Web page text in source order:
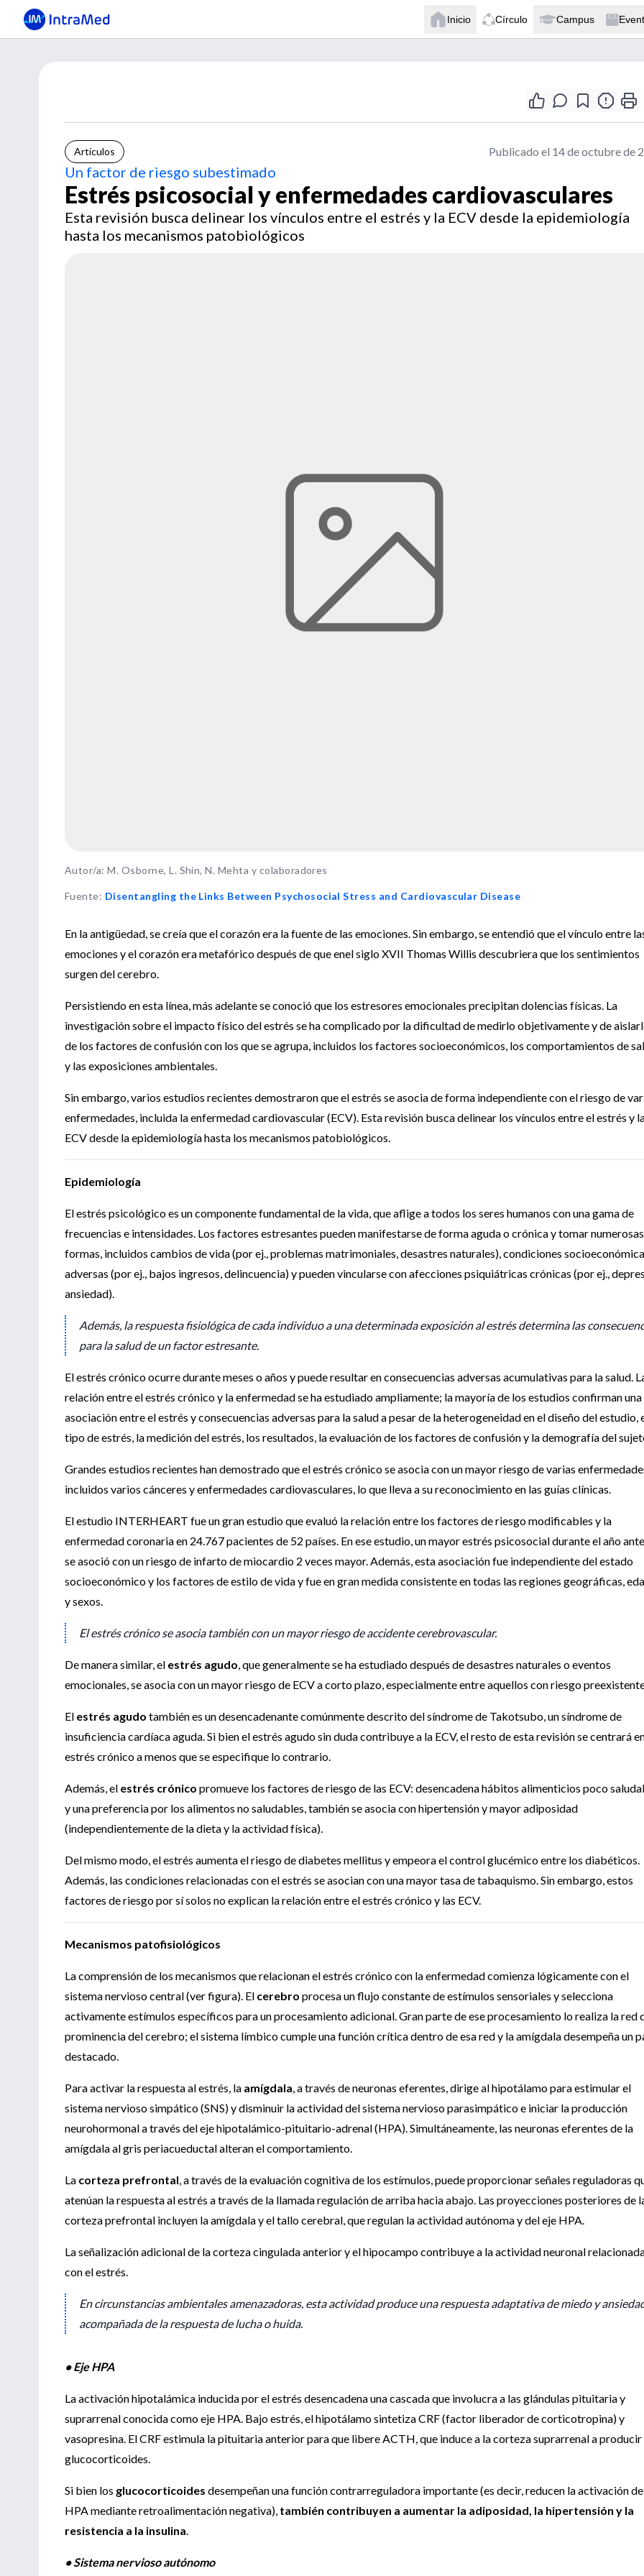
Inicio Círculo Campus
Artículos Publicado el 14 de octubre de
Un factor de riesgo subestimado
Estrés psicosocial y enfermedades cardiovasculares
Esta revisión busca delinear los vínculos entre el estrés y la ECV desde la epidemiología
hasta los mecanismos patobiológicos
Autor/a: M. Osborne, L. Shin, N. Mehta y colaboradores
Fuente: Disentangling the Links Between Psychosocial Stress and Cardiovascular Disease
En la antigüedad, se creía que el corazón era la fuente de las emociones. Sin embargo, se entendió que el vínculo entre
emociones y el corazón era metafórico después de que enel siglo XVII Thomas Willis descubriera que los sentimientos
surgen del cerebro.
Persistiendo en esta línea, más adelante se conoció que los estresores emocionales precipitan dolencias físicas. La
investigación sobre el impacto físico del estrés se ha complicado por la dificultad de medirlo objetivamente y de
de los factores de confusión con los que se agrupa, incluidos los factores socioeconómicos, los comportamientos de
y las exposiciones ambientales.
Sin embargo, varios estudios recientes demostraron que el estrés se asocia de forma independiente con el riesgo de
enfermedades, incluida la enfermedad cardiovascular (ECV). Esta revisión busca delinear los vínculos entre el estrés y
ECV desde la epidemiología hasta los mecanismos patobiológicos.
Epidemiología
El estrés psicológico es un componente fundamental de la vida, que aflige a todos los seres humanos con una gama de
frecuencias e intensidades. Los factores estresantes pueden manifestarse de forma aguda o crónica y tomar numerosas
formas, incluidos cambios de vida (por ej., problemas matrimoniales, desastres naturales), condiciones
adversas (por ej., bajos ingresos, delincuencia) y pueden vincularse con afecciones psiquiátricas crónicas (por ej.,
ansiedad).
Además, la respuesta fisiológica de cada individuo a una determinada exposición al estrés determina las
para la salud de un factor estresante.
El estrés crónico ocurre durante meses o años y puede resultar en consecuencias adversas acumulativas para la salud.
relación entre el estrés crónico y la enfermedad se ha estudiado ampliamente; la mayoría de los estudios confirman una
asociación entre el estrés y consecuencias adversas para la salud a pesar de la heterogeneidad en el diseño del estudio,
tipo de estrés, la medición del estrés, los resultados, la evaluación de los factores de confusión y la demografía del
Grandes estudios recientes han demostrado que el estrés crónico se asocia con un mayor riesgo de varias
incluidos varios cánceres y enfermedades cardiovasculares, lo que lleva a su reconocimiento en las guías clínicas.
El estudio INTERHEART fue un gran estudio que evaluó la relación entre los factores de riesgo modificables y la
enfermedad coronaria en 24.767 pacientes de 52 países. En ese estudio, un mayor estrés psicosocial durante el año
se asoció con un riesgo de infarto de miocardio 2 veces mayor. Además, esta asociación fue independiente del estado
socioeconómico y los factores de estilo de vida y fue en gran medida consistente en todas las regiones geográficas,
y sexos.
El estrés crónico se asocia también con un mayor riesgo de accidente cerebrovascular.
De manera similar, el estrés agudo , que generalmente se ha estudiado después de desastres naturales o eventos
emocionales, se asocia con un mayor riesgo de ECV a corto plazo, especialmente entre aquellos con riesgo
El estrés agudo también es un desencadenante comúnmente descrito del síndrome de Takotsubo, un síndrome de
insuficiencia cardíaca aguda. Si bien el estrés agudo sin duda contribuye a la ECV, el resto de esta revisión se centrará
estrés crónico a menos que se especifique lo contrario.
Además, el estrés crónico promueve los factores de riesgo de las ECV: desencadena hábitos alimenticios poco
y una preferencia por los alimentos no saludables, también se asocia con hipertensión y mayor adiposidad
(independientemente de la dieta y la actividad física).
Del mismo modo, el estrés aumenta el riesgo de diabetes mellitus y empeora el control glucémico entre los diabéticos.
Además, las condiciones relacionadas con el estrés se asocian con una mayor tasa de tabaquismo. Sin embargo, estos
factores de riesgo por sí solos no explican la relación entre el estrés crónico y las ECV.
Mecanismos patofisiológicos
La comprensión de los mecanismos que relacionan el estrés crónico con la enfermedad comienza lógicamente con el
sistema nervioso central (ver figura). El cerebro procesa un flujo constante de estímulos sensoriales y selecciona
activamente estímulos específicos para un procesamiento adicional. Gran parte de ese procesamiento lo realiza la red
prominencia del cerebro; el sistema límbico cumple una función crítica dentro de esa red y la amígdala desempeña un
destacado.
Para activar la respuesta al estrés, la amígdala , a través de neuronas eferentes, dirige al hipotálamo para estimular el
sistema nervioso simpático (SNS) y disminuir la actividad del sistema nervioso parasimpático e iniciar la producción
neurohormonal a través del eje hipotalámico-pituitario-adrenal (HPA). Simultáneamente, las neuronas eferentes de la
amígdala al gris periacueductal alteran el comportamiento.
La corteza prefrontal , a través de la evaluación cognitiva de los estímulos, puede proporcionar señales reguladoras
atenúan la respuesta al estrés a través de la llamada regulación de arriba hacia abajo. Las proyecciones posteriores de
corteza prefrontal incluyen la amígdala y el tallo cerebral, que regulan la actividad autónoma y del eje HPA.
La señalización adicional de la corteza cingulada anterior y el hipocampo contribuye a la actividad neuronal
con el estrés.
En circunstancias ambientales amenazadoras, esta actividad produce una respuesta adaptativa de miedo y
acompañada de la respuesta de lucha o huida.
• Eje HPA
La activación hipotalámica inducida por el estrés desencadena una cascada que involucra a las glándulas pituitaria y
suprarrenal conocida como eje HPA. Bajo estrés, el hipotálamo sintetiza CRF (factor liberador de corticotropina) y
vasopresina. El CRF estimula la pituitaria anterior para que libere ACTH, que induce a la corteza suprarrenal a producir
glucocorticoides.
Si bien los glucocorticoides desempeñan una función contrarreguladora importante (es decir, reducen la activación de
HPA mediante retroalimentación negativa), también contribuyen a aumentar la adiposidad, la hipertensión y la
resistencia a la insulina
• Sistema nervioso autónomo